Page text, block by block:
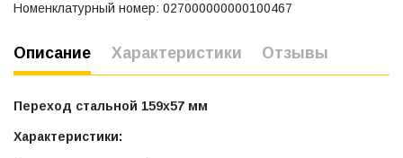
Номенклатурный номер: 027000000000100467
Описание Характеристики Отзывы
Переход стальной 159х57 мм
Характеристики: